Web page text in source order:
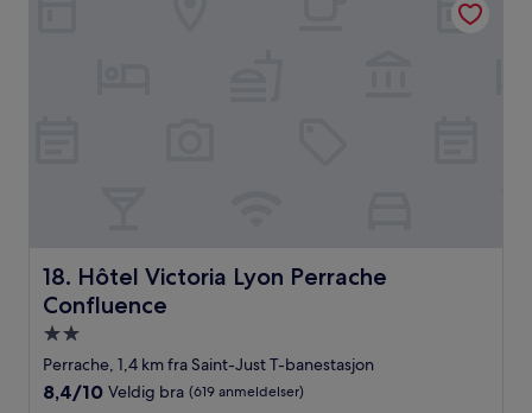
18. Hôtel Victoria Lyon Perrache
Confluence
Hôtel Victoria Lyon Perrache Confluence
Overnattingssted
med
2.0
Perrache, 1,4 km fra Saint-Just T-banestasjon
8.4
8,4/10 Veldig bra (619 anmeldelser)